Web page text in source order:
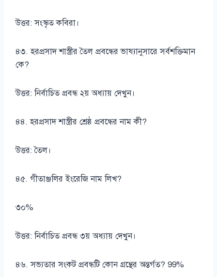
উত্তর: সংস্কৃত কবিরা।
৪৩. হরপ্রসাদ শাস্ত্রীর তৈল প্রবন্ধের ভাষ্যানুসারে সর্বশক্তিমান
কে?
উত্তর: নির্বাচিত প্রবন্ধ ২য় অধ্যায় দেখুন।
৪৪. হরপ্রসাদ শাস্ত্রীর শ্রেষ্ঠ প্রবন্ধের নাম কী?
উত্তর: তৈল।
৪৫. গীতাঞ্জলির ইংরেজি নাম লিখ?
৩০%
উত্তর: নির্বাচিত প্রবন্ধ ৩য় অধ্যায় দেখুন।
৪৬. সভ্যতার সংকট প্রবন্ধটি কোন গ্রন্থের অন্তর্গত? 99%